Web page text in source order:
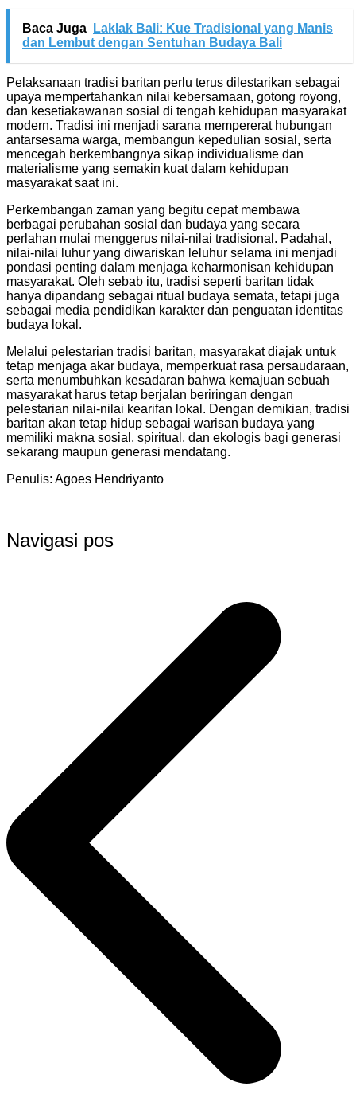
Baca Juga
Laklak Bali: Kue Tradisional yang Manis
dan Lembut dengan Sentuhan Budaya Bali
Pelaksanaan tradisi baritan perlu terus dilestarikan sebagai
upaya mempertahankan nilai kebersamaan, gotong royong,
dan kesetiakawanan sosial di tengah kehidupan masyarakat
modern. Tradisi ini menjadi sarana mempererat hubungan
antarsesama warga, membangun kepedulian sosial, serta
mencegah berkembangnya sikap individualisme dan
materialisme yang semakin kuat dalam kehidupan
masyarakat saat ini.
Perkembangan zaman yang begitu cepat membawa
berbagai perubahan sosial dan budaya yang secara
perlahan mulai menggerus nilai-nilai tradisional. Padahal,
nilai-nilai luhur yang diwariskan leluhur selama ini menjadi
pondasi penting dalam menjaga keharmonisan kehidupan
masyarakat. Oleh sebab itu, tradisi seperti baritan tidak
hanya dipandang sebagai ritual budaya semata, tetapi juga
sebagai media pendidikan karakter dan penguatan identitas
budaya lokal.
Melalui pelestarian tradisi baritan, masyarakat diajak untuk
tetap menjaga akar budaya, memperkuat rasa persaudaraan,
serta menumbuhkan kesadaran bahwa kemajuan sebuah
masyarakat harus tetap berjalan beriringan dengan
pelestarian nilai-nilai kearifan lokal. Dengan demikian, tradisi
baritan akan tetap hidup sebagai warisan budaya yang
memiliki makna sosial, spiritual, dan ekologis bagi generasi
sekarang maupun generasi mendatang.
Penulis: Agoes Hendriyanto
Navigasi pos